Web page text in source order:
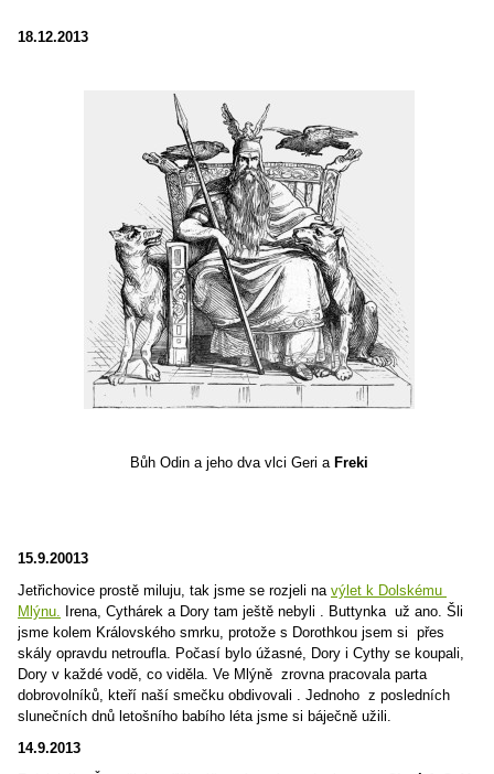
18.12.2013
Bůh Odin a jeho dva vlci Geri a Freki
15.9.20013
Jetřichovice prostě miluju, tak jsme se rozjeli na výlet k Dolskému
Mlýnu. Irena, Cythárek a Dory tam ještě nebyli . Buttynka už ano. Šli
jsme kolem Královského smrku, protože s Dorothkou jsem si přes
skály opravdu netroufla. Počasí bylo úžasné, Dory i Cythy se koupali,
Dory v každé vodě, co viděla. Ve Mlýně zrovna pracovala parta
dobrovolníků, kteří naší smečku obdivovali . Jednoho z posledních
slunečních dnů letošního babího léta jsme si báječně užili.
14.9.2013